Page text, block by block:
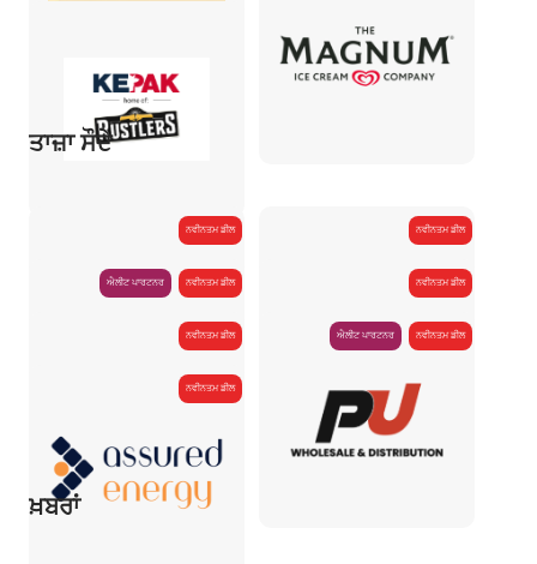
ਤਾਜ਼ਾ ਸੌਦੇ
ਨਵੀਨਤਮ ਡੀਲ ਨਵੀਨਤਮ ਡੀਲ
ਐਲੀਟ ਪਾਰਟਨਰ ਨਵੀਨਤਮ ਡੀਲ ਨਵੀਨਤਮ ਡੀਲ
ਨਵੀਨਤਮ ਡੀਲ ਐਲੀਟ ਪਾਰਟਨਰ ਨਵੀਨਤਮ ਡੀਲ
ਨਵੀਨਤਮ ਡੀਲ
ਖ਼ਬਰਾਂ